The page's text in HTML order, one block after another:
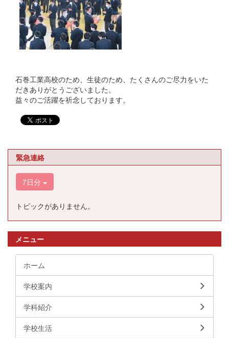
石巻工業高校のため、生徒のため、たくさんのご尽力をいた
だきありがとうございました。
益々のご活躍を祈念しております。
緊急連絡
7日分
トピックがありません。
メニュー
ホーム
学校案内
学科紹介
学校生活